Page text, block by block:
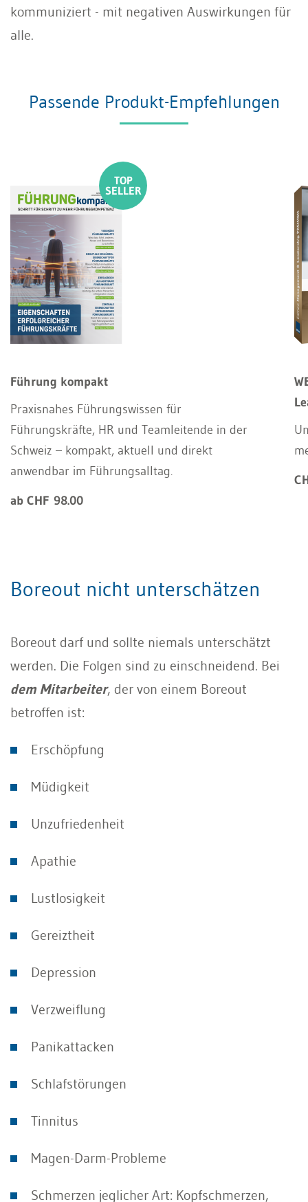
kommuniziert - mit negativen Auswirkungen für
alle.
Passende Produkt-Empfehlungen
Führung kompakt
Praxisnahes Führungswissen für
Führungskräfte, HR und Teamleitende in der
Schweiz – kompakt, aktuell und direkt
anwendbar im Führungsalltag.
ab CHF 98.00
Boreout nicht unterschätzen
Boreout darf und sollte niemals unterschätzt
werden. Die Folgen sind zu einschneidend. Bei
dem Mitarbeiter, der von einem Boreout
betroffen ist:
Erschöpfung
Müdigkeit
Unzufriedenheit
Apathie
Lustlosigkeit
Gereiztheit
Depression
Verzweiflung
Panikattacken
Schlafstörungen
Tinnitus
Magen-Darm-Probleme
Schmerzen jeglicher Art: Kopfschmerzen,